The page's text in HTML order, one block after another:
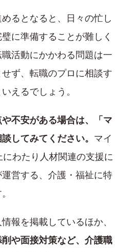
るとなると、日々の忙し
に準備することが難しく
活動にかかわる問題は一
ず、転職のプロに相談す
えるでしょう。
不安がある場合は、「マ
してみてください。 マイ
わたり人材関連の支援に
営する、介護・福祉に特
報を掲載しているほか、
や面接対策など、介護職